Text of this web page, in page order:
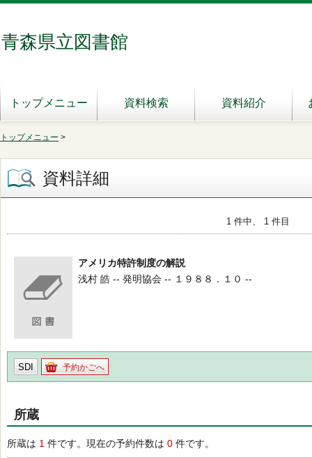
青森県立図書館
トップメニュー 資料検索 資料紹介
トップメニュー >
資料詳細
1 件中、 1 件目
アメリカ特許制度の解説
浅村 皓 -- 発明協会 -- １９８８．１０ --
SDI 予約かごへ
所蔵
所蔵は 1 件です。現在の予約件数は 0 件です。